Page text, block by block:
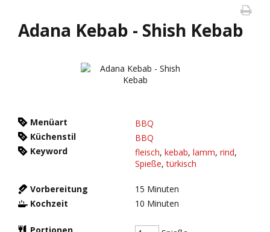
Adana Kebab - Shish Kebab
Menüart
BBQ
Küchenstil
BBQ
Keyword
fleisch, kebab, lamm, rind,
Spieße,türkisch
Vorbereitung 15 Minuten
Kochzeit
10 Minuten
Portionen